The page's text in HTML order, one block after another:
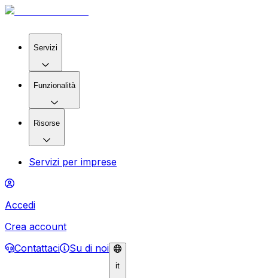
Servizi
Funzionalità
Risorse
Servizi per imprese
Accedi
Crea account
Contattaci
Su di noi
it